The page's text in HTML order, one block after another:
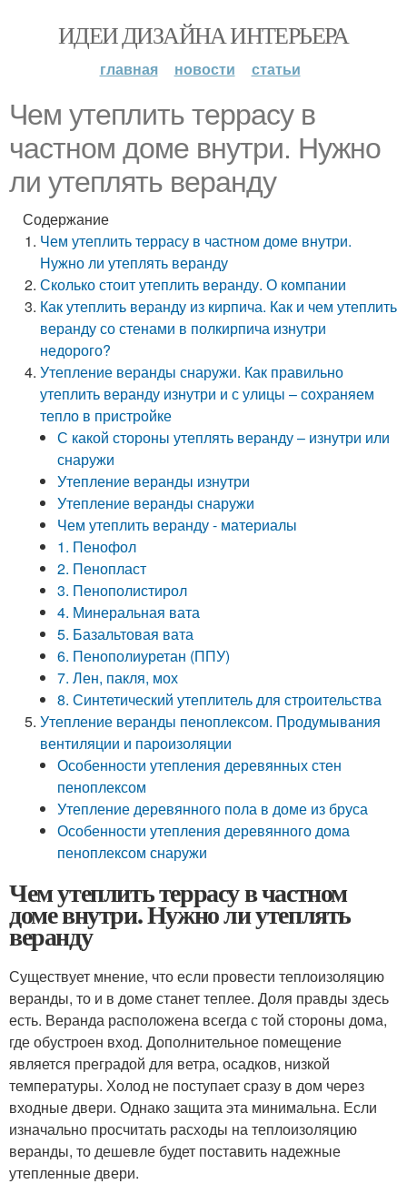
ИДЕИ ДИЗАЙНА ИНТЕРЬЕРА
главная новости статьи
Чем утеплить террасу в
частном доме внутри. Нужно
ли утеплять веранду
Содержание
Чем утеплить террасу в частном доме внутри.
Нужно ли утеплять веранду
Сколько стоит утеплить веранду. О компании
Как утеплить веранду из кирпича. Как и чем утеплить
веранду со стенами в полкирпича изнутри
недорого?
Утепление веранды снаружи. Как правильно
утеплить веранду изнутри и с улицы – сохраняем
тепло в пристройке
С какой стороны утеплять веранду – изнутри или
снаружи
Утепление веранды изнутри
Утепление веранды снаружи
Чем утеплить веранду - материалы
1. Пенофол
2. Пенопласт
3. Пенополистирол
4. Минеральная вата
5. Базальтовая вата
6. Пенополиуретан (ППУ)
7. Лен, пакля, мох
8. Синтетический утеплитель для строительства
Утепление веранды пеноплексом. Продумывания
вентиляции и пароизоляции
Особенности утепления деревянных стен
пеноплексом
Утепление деревянного пола в доме из бруса
Особенности утепления деревянного дома
пеноплексом снаружи
Чем утеплить террасу в частном
доме внутри. Нужно ли утеплять
веранду
Существует мнение, что если провести теплоизоляцию
веранды, то и в доме станет теплее. Доля правды здесь
есть. Веранда расположена всегда с той стороны дома,
где обустроен вход. Дополнительное помещение
является преградой для ветра, осадков, низкой
температуры. Холод не поступает сразу в дом через
входные двери. Однако защита эта минимальна. Если
изначально просчитать расходы на теплоизоляцию
веранды, то дешевле будет поставить надежные
утепленные двери.